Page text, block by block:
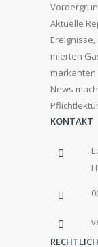
Aktuelle
mierten
News
KONTAKT